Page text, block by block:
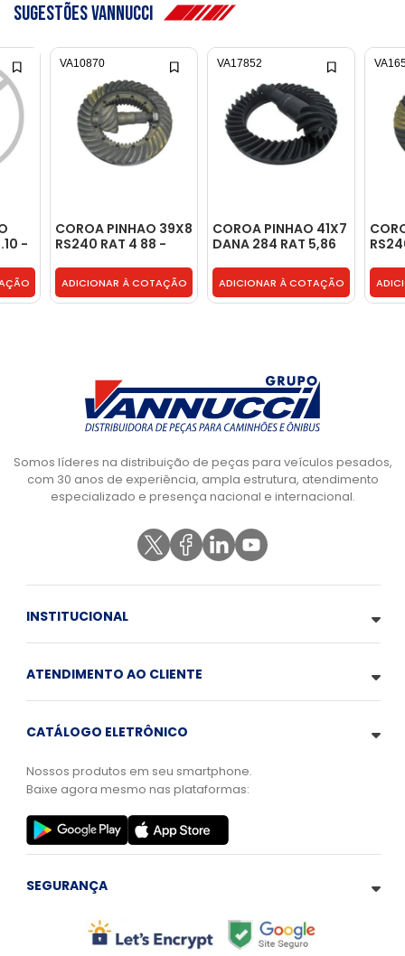
Sugestões Vannucci
-
COROA PINHAO 39X8
RS240 RAT 4 88 -
ADICIONAR À COTAÇÃO
VA10870
COROA PINHAO 41X7
DANA 284 RAT 5,86
COROA - 2P0525143
ADICIONAR À COTAÇÃO
VA17852
Somos líderes na distribuição de peças para veículos pesados,
com 30 anos de experiência, ampla estrutura, atendimento
especializado e presença nacional e internacional.
INSTITUCIONAL
ATENDIMENTO AO CLIENTE
CATÁLOGO ELETRÔNICO
Nossos produtos em seu smartphone.
Baixe agora mesmo nas plataformas:
SEGURANÇA